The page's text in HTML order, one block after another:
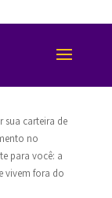
sua carteira de
no
para você: a
vivem fora do